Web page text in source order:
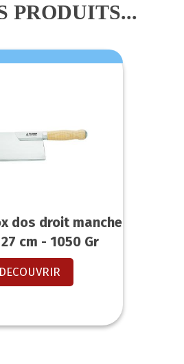
PRODUITS...
dos droit manche
cm - 1050 Gr
DECOUVRIR